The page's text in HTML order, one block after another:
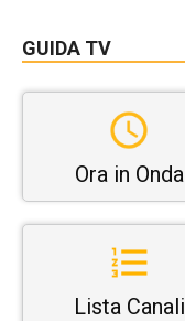
GUIDA TV
Ora in Onda
Lista Canali